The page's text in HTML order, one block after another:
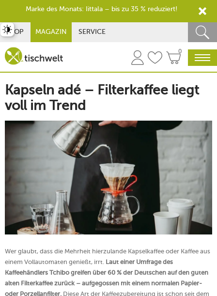
SHOP MAGAZIN SERVICE
0
Kapseln adé – Filterkaffee liegt
voll im Trend
Wer glaubt, dass die Mehrheit hierzulande Kapselkaffee oder Kaffee aus
einem Vollautomaten genießt, irrt. Laut einer Umfrage des
Kaffeehändlers Tchibo greifen über 60 % der Deutschen auf den guten
alten Filterkaffee zurück – aufgegossen mit einem normalen Papier-
oder Porzellanfilter. Diese Art der Kaffeezubereitung ist schon seit dem
umschalten
Marke des Monats: Iittala – bis zu 35 % reduziert!